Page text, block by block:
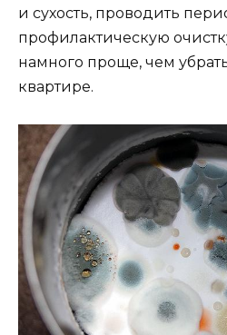
и сухость, проводить
профилактическую
намного проще, чем
квартире.